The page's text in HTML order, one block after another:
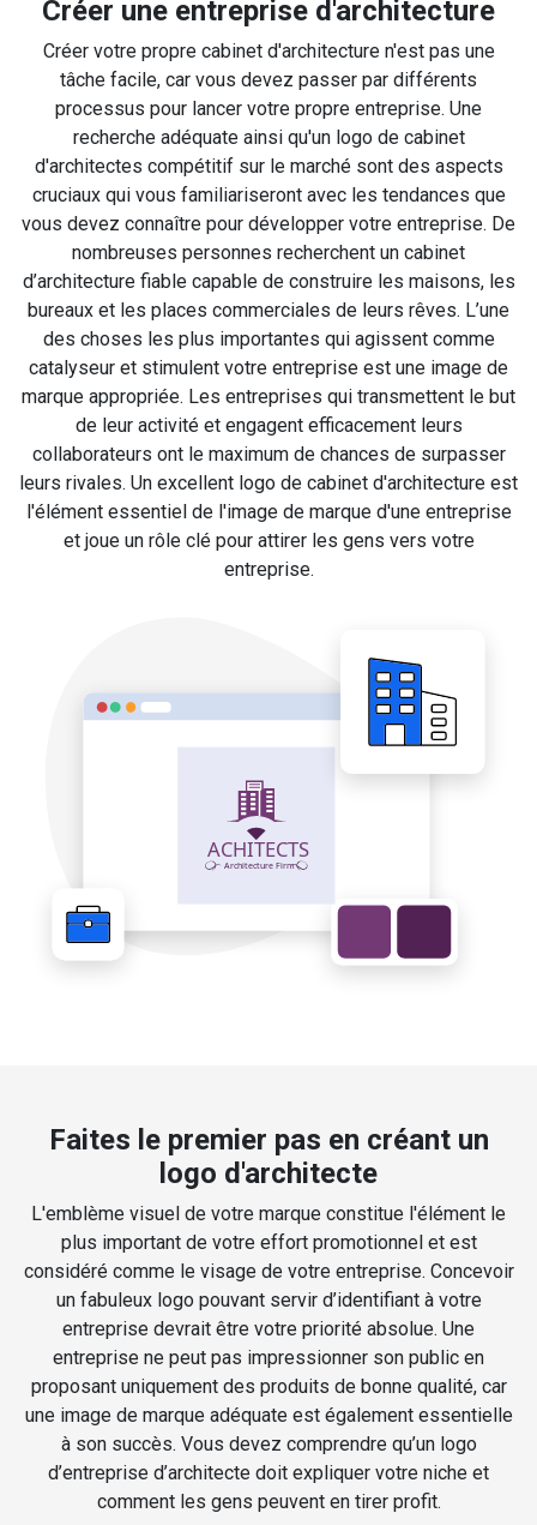
Créer une entreprise d'architecture
Créer votre propre cabinet d'architecture n'est pas une
tâche facile, car vous devez passer par différents
processus pour lancer votre propre entreprise. Une
recherche adéquate ainsi qu'un logo de cabinet
d'architectes compétitif sur le marché sont des aspects
cruciaux qui vous familiariseront avec les tendances que
vous devez connaître pour développer votre entreprise. De
nombreuses personnes recherchent un cabinet
d’architecture fiable capable de construire les maisons, les
bureaux et les places commerciales de leurs rêves. L’une
des choses les plus importantes qui agissent comme
catalyseur et stimulent votre entreprise est une image de
marque appropriée. Les entreprises qui transmettent le but
de leur activité et engagent efficacement leurs
collaborateurs ont le maximum de chances de surpasser
leurs rivales. Un excellent logo de cabinet d'architecture est
l'élément essentiel de l'image de marque d'une entreprise
et joue un rôle clé pour attirer les gens vers votre
entreprise.
Faites le premier pas en créant un
logo d'architecte
L'emblème visuel de votre marque constitue l'élément le
plus important de votre effort promotionnel et est
considéré comme le visage de votre entreprise. Concevoir
un fabuleux logo pouvant servir d’identifiant à votre
entreprise devrait être votre priorité absolue. Une
entreprise ne peut pas impressionner son public en
proposant uniquement des produits de bonne qualité, car
une image de marque adéquate est également essentielle
à son succès. Vous devez comprendre qu’un logo
d’entreprise d’architecte doit expliquer votre niche et
comment les gens peuvent en tirer profit.